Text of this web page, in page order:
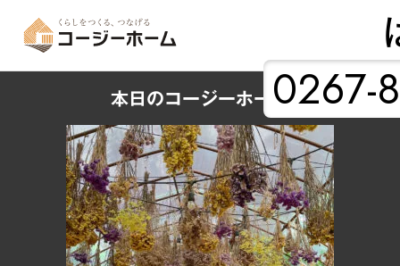
0267-
本日のコージーホーム